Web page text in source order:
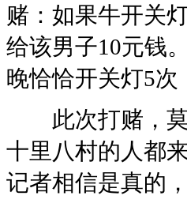
赌：如果牛开关
给该男子10元钱
晚恰恰开关灯5
此次打赌，莫
十里八村的人都
记者相信是真的